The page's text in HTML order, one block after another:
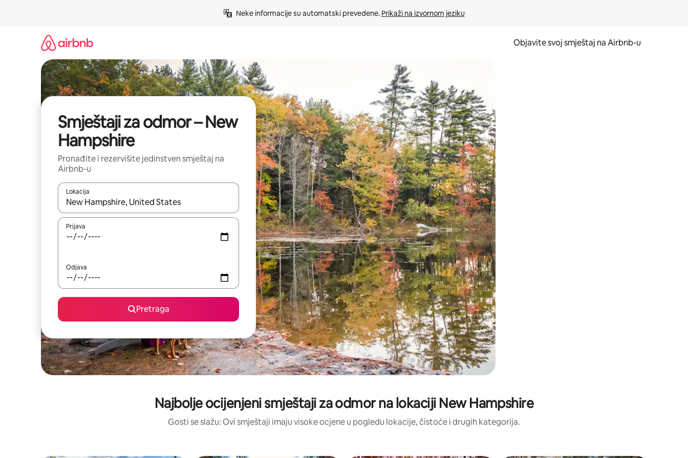
Neke informacije su automatski prevedene. Prikaži na izvornom jeziku
Objavite svoj smještaj na Airbnb-u
Smještaji za odmor – New
Hampshire
Pronađite i rezervišite jedinstven smještaj na
Airbnb-u
Lokacija
Kad su rezultati dostupni, možete da se krećete kroz njih pomoću strelica nagore i nadolje, kao i da ih istražujte dodirom ili prevlačenjem.
Prijava
Odjava
Pretraga
Najbolje ocijenjeni smještaji za odmor na lokaciji New Hampshire
Gosti se slažu: Ovi smještaji imaju visoke ocjene u pogledu lokacije, čistoće i drugih kategorija.